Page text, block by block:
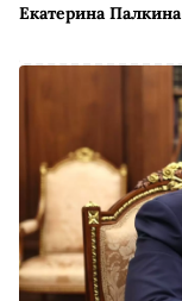
Екатерина Палкина